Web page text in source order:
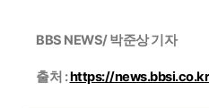
BBS NEWS/ 박준상 기자
출처 :https://